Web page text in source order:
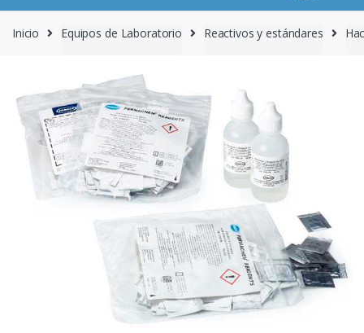
Inicio Equipos de Laboratorio Reactivos y estándares